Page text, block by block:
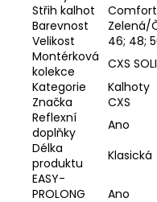
Střih kalhot
Comfort
Barevnost
Zelená/
Velikost
46; 48;
Montérková
kolekce
CXS
Kategorie
Kalhoty
Značka
CXS
Reflexní
doplňky
Ano
Délka
produktu
Klasická
EASY-
PROLONG
Ano